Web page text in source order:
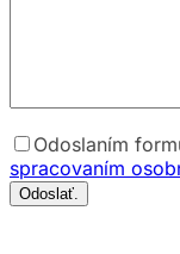
Odoslaním
spracovaním